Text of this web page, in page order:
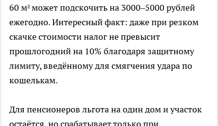
60 м² может подскочить на 3000–5000 рублей
ежегодно. Интересный факт: даже при резком
скачке стоимости налог не превысит
прошлогодний на 10% благодаря защитному
лимиту, введённому для смягчения удара по
кошелькам.
Для пенсионеров льгота на один дом и участок
остаётся, но срабатывает только при